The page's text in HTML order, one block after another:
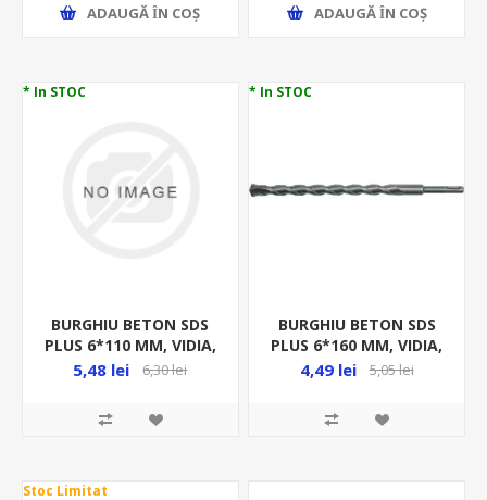
ADAUGĂ ȊN COŞ ADAUGĂ ȊN COŞ
* In STOC
BURGHIU BETON SDS
PLUS 6*110 MM, VIDIA,
YT-4201
5,48 lei 6,30 lei
* In STOC
BURGHIU BETON SDS
PLUS 6*160 MM, VIDIA,
23650
4,49 lei 5,05 lei
Stoc Limitat